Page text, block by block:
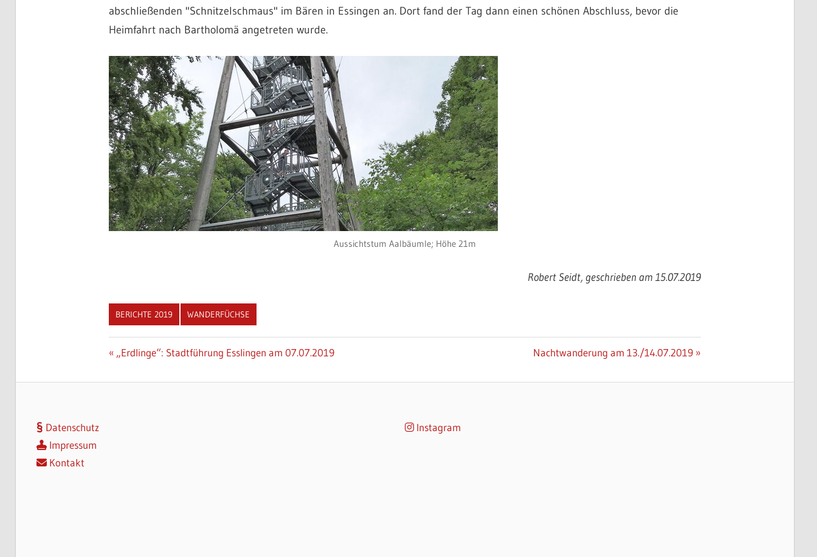
abschließenden "Schnitzelschmaus" im Bären in Essingen an. Dort fand der Tag dann einen schönen Abschluss, bevor die
Heimfahrt nach Bartholomä angetreten wurde.
Aussichtstum Aalbäumle; Höhe 21m
Robert Seidt, geschrieben am 15.07.2019
BERICHTE 2019 WANDERFÜCHSE
Beitragsnavigation
Vorheriger
„Erdlinge“: Stadtführung Esslingen am 07.07.2019
Nächster
Nachtwanderung am 13./14.07.2019
Datenschutz
Impressum
Kontakt
Instagram